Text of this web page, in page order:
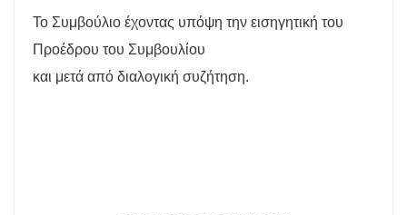
Το Συμβούλιο έχοντας υπόψη την εισηγητική του
Προέδρου του Συμβουλίου
και μετά από διαλογική συζήτηση.